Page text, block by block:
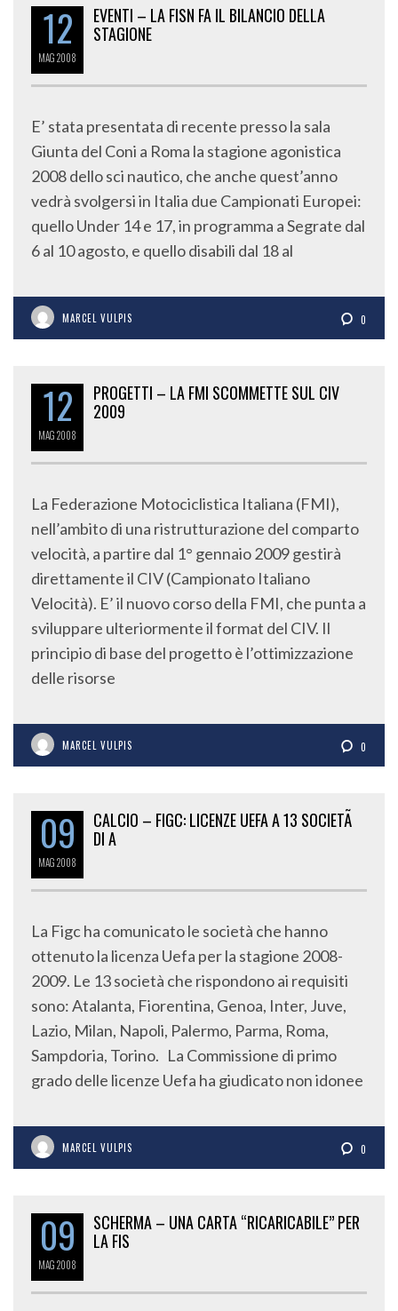
12
MAG2008
EVENTI – LA FISN FA IL BILANCIO DELLA
STAGIONE
E’ stata presentata di recente presso la sala
Giunta del Coni a Roma la stagione agonistica
2008 dello sci nautico, che anche quest’anno
vedrà svolgersi in Italia due Campionati Europei:
quello Under 14 e 17, in programma a Segrate dal
6 al 10 agosto, e quello disabili dal 18 al
MARCEL VULPIS 0
12
MAG2008
PROGETTI – LA FMI SCOMMETTE SUL CIV
2009
La Federazione Motociclistica Italiana (FMI),
nell’ambito di una ristrutturazione del comparto
velocità, a partire dal 1° gennaio 2009 gestirà
direttamente il CIV (Campionato Italiano
Velocità). E’ il nuovo corso della FMI, che punta a
sviluppare ulteriormente il format del CIV. Il
principio di base del progetto è l’ottimizzazione
delle risorse
MARCEL VULPIS 0
09
MAG2008
CALCIO – FIGC: LICENZE UEFA A 13 SOCIETÃ
DI A
La Figc ha comunicato le società che hanno
ottenuto la licenza Uefa per la stagione 2008-
2009. Le 13 società che rispondono ai requisiti
sono: Atalanta, Fiorentina, Genoa, Inter, Juve,
Lazio, Milan, Napoli, Palermo, Parma, Roma,
Sampdoria, Torino. La Commissione di primo
grado delle licenze Uefa ha giudicato non idonee
MARCEL VULPIS 0
09
MAG2008
SCHERMA – UNA CARTA “RICARICABILE” PER
LA FIS